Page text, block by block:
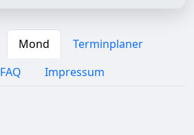
Mond
Terminplaner
FAQ Impressum